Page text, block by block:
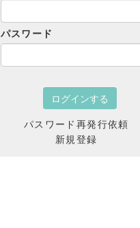
パスワード
パスワード再発行依頼
新規登録